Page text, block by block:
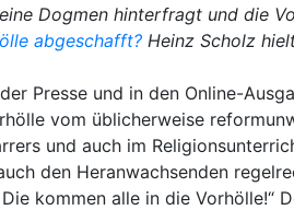
Dogmen hinterfragt und die
abgeschafft? Heinz Scholz
Presse und in den Online-
vom üblicherweise
und auch im
den Heranwachsenden
kommen alle in die Vorhölle!“